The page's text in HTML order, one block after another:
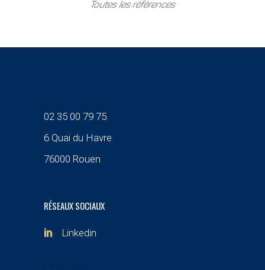
Toutes les références
02 35 00 79 75
6 Quai du Havre
76000 Rouen
RÉSEAUX SOCIAUX
Linkedin